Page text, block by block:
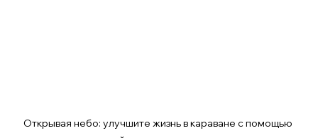
Открывая небо: улучшите жизнь в караване с помощью